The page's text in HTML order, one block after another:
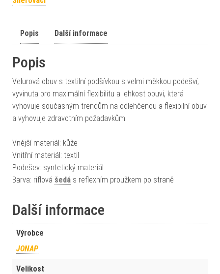
Popis Další informace
Popis
Velurová obuv s textilní podšívkou s velmi měkkou podešví,
vyvinuta pro maximální flexibilitu a lehkost obuvi, která
vyhovuje současným trendům na odlehčenou a flexibilní obuv
a vyhovuje zdravotním požadavkům.
Vnější materiál: kůže
Vnitřní materiál: textil
Podešev: syntetický materiál
Barva: riflová šedá s reflexním proužkem po straně
Další informace
Výrobce
JONAP
Velikost